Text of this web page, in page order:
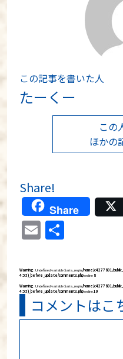
この記事を書いた人
たーくー
この
ほかの
Share!
Share
Email
Warning: Undefined variable $aria_req in/home/c4277801/
4:55)_before_update/comments.phpon line 8
Warning: Undefined variable $aria_req in/home/c4277801/
4:55)_before_update/comments.phpon line10
コメントはこ